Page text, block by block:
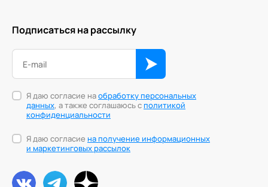
Подписаться на рассылку
Я даю согласие наобработку персональных
данных, а также соглашаюсь сполитикой
конфиденциальности
Я даю согласие на получение информационных
и маркетинговых рассылок